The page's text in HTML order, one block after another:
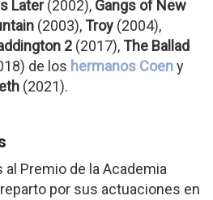
Later(2002), Gangs of New
(2003), Troy (2004),
2 (2017), The Ballad
de los hermanos Coeny
(2021).
Premio de la Academia
por sus actuaciones en